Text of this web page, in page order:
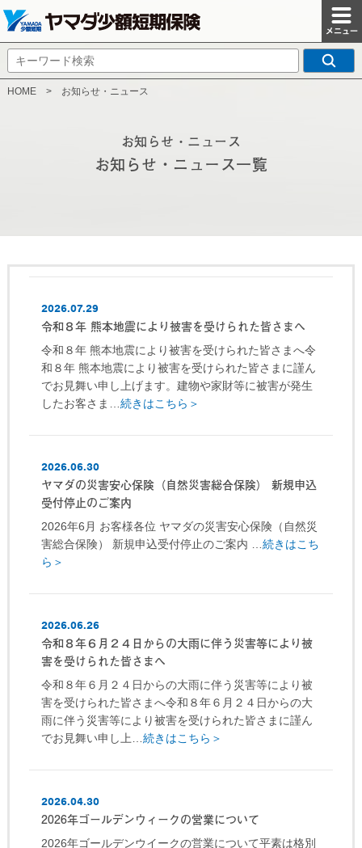
HOME > お知らせ・ニュース
お知らせ・ニュース
お知らせ・ニュース一覧
2026.07.29
令和８年 熊本地震により被害を受けられた皆さまへ
令和８年 熊本地震により被害を受けられた皆さまへ令
和８年 熊本地震により被害を受けられた皆さまに謹ん
でお見舞い申し上げます。建物や家財等に被害が発生
したお客さま…続きはこちら＞
2026.06.30
ヤマダの災害安心保険（自然災害総合保険） 新規申込
受付停止のご案内
2026年6月 お客様各位 ヤマダの災害安心保険（自然災
害総合保険） 新規申込受付停止のご案内 …続きはこち
ら＞
2026.06.26
令和８年６月２４日からの大雨に伴う災害等により被
害を受けられた皆さまへ
令和８年６月２４日からの大雨に伴う災害等により被
害を受けられた皆さまへ令和８年６月２４日からの大
雨に伴う災害等により被害を受けられた皆さまに謹ん
でお見舞い申し上…続きはこちら＞
2026.04.30
2026年ゴールデンウィークの営業について
2026年ゴールデンウイークの営業について平素は格別